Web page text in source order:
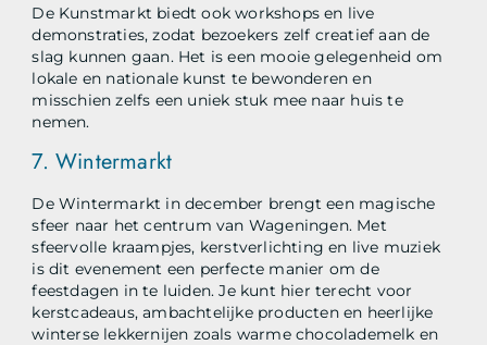
De Kunstmarkt biedt ook workshops en live
demonstraties, zodat bezoekers zelf creatief aan de
slag kunnen gaan. Het is een mooie gelegenheid om
lokale en nationale kunst te bewonderen en
misschien zelfs een uniek stuk mee naar huis te
nemen.
7. Wintermarkt
De Wintermarkt in december brengt een magische
sfeer naar het centrum van Wageningen. Met
sfeervolle kraampjes, kerstverlichting en live muziek
is dit evenement een perfecte manier om de
feestdagen in te luiden. Je kunt hier terecht voor
kerstcadeaus, ambachtelijke producten en heerlijke
winterse lekkernijen zoals warme chocolademelk en